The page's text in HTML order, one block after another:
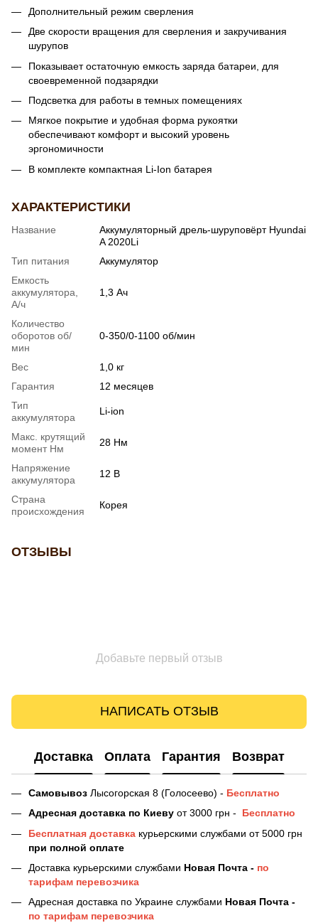
Дополнительный режим сверления
Две скорости вращения для сверления и закручивания
шурупов
Показывает остаточную емкость заряда батареи, для
своевременной подзарядки
Подсветка для работы в темных помещениях
Мягкое покрытие и удобная форма рукоятки
обеспечивают комфорт и высокий уровень
эргономичности
В комплекте компактная Li-Ion батарея
ХАРАКТЕРИСТИКИ
Название
Аккумуляторный дрель-шуруповёрт Hyundai
A 2020Li
Тип питания
Аккумулятор
Емкость
аккумулятора,
А/ч
1,3 Ач
Количество
оборотов об/
мин
0-350/0-1100 об/мин
Вес
1,0 кг
Гарантия
12 месяцев
Тип
аккумулятора
Li-ion
Макс. крутящий
момент Нм
28 Нм
Напряжение
аккумулятора
12 В
Страна
происхождения
Корея
ОТЗЫВЫ
Добавьте первый отзыв
НАПИСАТЬ ОТЗЫВ
Доставка Оплата Гарантия Возврат
Самовывоз Лысогорская 8 (Голосеево) - Бесплатно
Адресная доставка по Киеву от 3000 грн -
Бесплатно
Бесплатная доставка курьерскими службами от 5000 грн
при полной оплате
Доставка курьерскими службами Новая Почта - по
тарифам перевозчика
Адресная доставка по Украине службами Новая Почта -
по тарифам перевозчика